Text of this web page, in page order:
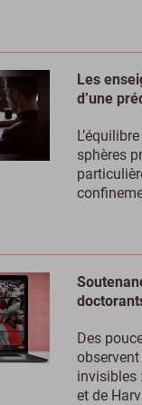
Les
d’une
sphères
Des
invisibles
et de